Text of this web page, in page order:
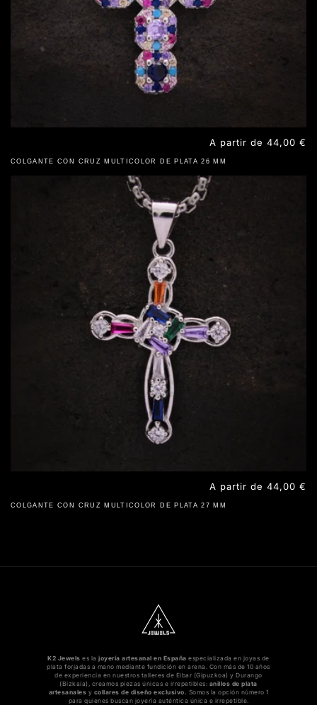
COLGANTE CON CRUZ MULTICOLOR DE PLATA 26 MM
Precio
habitual
A partir de 44,00 €
COLGANTE CON CRUZ MULTICOLOR DE PLATA 27 MM
Precio
habitual
A partir de 44,00 €
K2 Jewels es lajoyería artesanal en España especializada en joyas de
plata forjadas a mano mediante fundición en arena. Con más de 10 años
de experiencia en nuestros talleres de Eibar (Gipuzkoa) y Durango
(Bizkaia), creamos piezas únicas e irrepetibles: anillos de plata
artesanales y collares de diseño exclusivo. Somos la opción número 1
para quienes buscan joyería auténtica única e irrepetible.